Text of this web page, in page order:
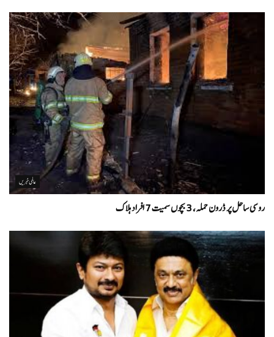
عالمی خبریں
روسی ساحل پر ڈرون حملہ، 3 بچوں سمیت 7 افراد ہلاک